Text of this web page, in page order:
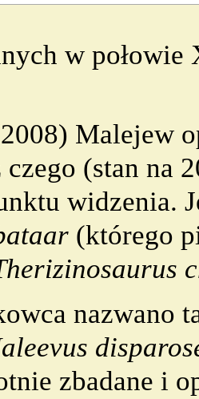
w
2008) Malejew
(stan na
widzenia.
(którego
nazwano
zbadane i